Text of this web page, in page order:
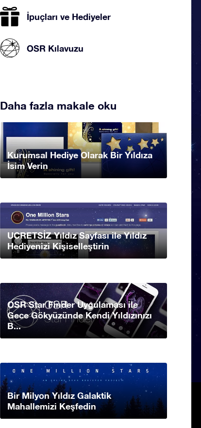
İpuçları ve Hediyeler
OSR Kılavuzu
Daha fazla makale oku
Kurumsal Hediye Olarak Bir Yıldıza
İsim Verin
UCRETSİZ Yıldız Sayfası ile Yıldız
Hediyenizi Kişiselleştirin
OSR Star Finder Uygulaması ile
Gece Gökyüzünde Kendi Yıldızınızı
B...
Bir Milyon Yıldız Galaktik
Mahallemizi Keşfedin